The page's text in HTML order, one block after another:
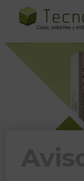
Sobre
Fabricación de
Trabajos